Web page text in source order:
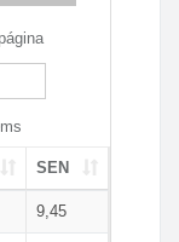
SEN
9,45